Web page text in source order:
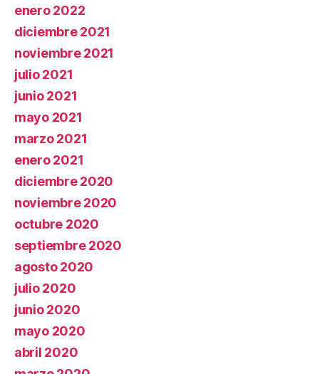
enero 2022
diciembre 2021
noviembre 2021
julio 2021
junio 2021
mayo 2021
marzo 2021
enero 2021
diciembre 2020
noviembre 2020
octubre 2020
septiembre 2020
agosto 2020
julio 2020
junio 2020
mayo 2020
abril 2020